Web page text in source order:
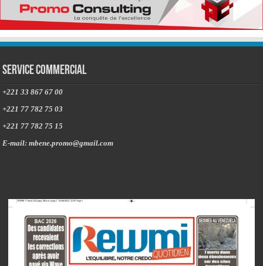
Service commercial
+221 33 867 67 00
+221 77 782 75 03
+221 77 782 75 15
E-mail: mbene.promo@gmail.com